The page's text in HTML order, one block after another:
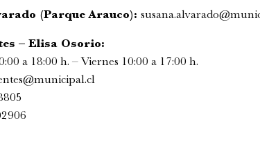
(Parque Arauco):
– Elisa Osorio:
a 18:00 h. – Viernes 10:00 a 17:00 h.
municipal.cl